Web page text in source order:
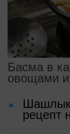
Басма в
овощами
Шашлык
рецепт